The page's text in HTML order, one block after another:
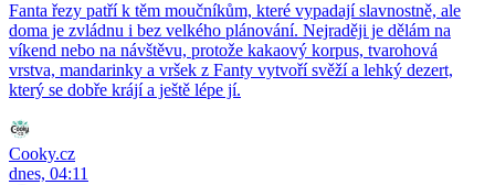
Fanta řezy patří k těm moučníkům, které vypadají slavnostně, ale
doma je zvládnu i bez velkého plánování. Nejraději je dělám na
víkend nebo na návštěvu, protože kakaový korpus, tvarohová
vrstva, mandarinky a vršek z Fanty vytvoří svěží a lehký dezert,
který se dobře krájí a ještě lépe jí.
Cooky.cz
dnes, 04:11